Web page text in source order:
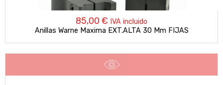
85,00 € IVA incluido
Anillas Warne Maxima EXT.ALTA 30 Mm FIJAS